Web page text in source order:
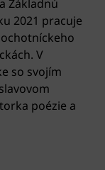
Základnú
2021 pracuje
V
so svojím
poézie a